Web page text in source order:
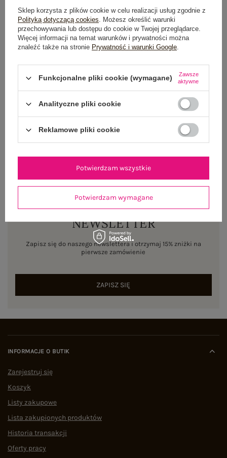
OPIS PRODUKTU
GŁÓWNE PARAMETRY
WYSYŁKA I DOSTAWA
ZWROTY I REKLAMACJE
NEWSLETTER
Zapisz się do naszego newslettera i otrzymaj 15% zniżki na
pierwsze zamówienie
ZAPISZ SIĘ
INFORMACJE O BUTIK
Zarejestruj się
Koszyk
Listy zakupowe
Lista zakupionych produktów
Historia transakcji
Oferty pracy
Sklep korzysta z plików cookie w celu realizacji usług zgodnie z
Polityką dotyczącą cookies. Możesz określić warunki
przechowywania lub dostępu do cookie w Twojej przeglądarce.
Więcej informacji na temat warunków i prywatności można
znaleźć także na stronie Prywatność i warunki Google.
Funkcjonalne pliki cookie (wymagane)
Zawsze
aktywne
Analityczne pliki cookie
Reklamowe pliki cookie
Potwierdzam wymagane
Potwierdzam wszystkie